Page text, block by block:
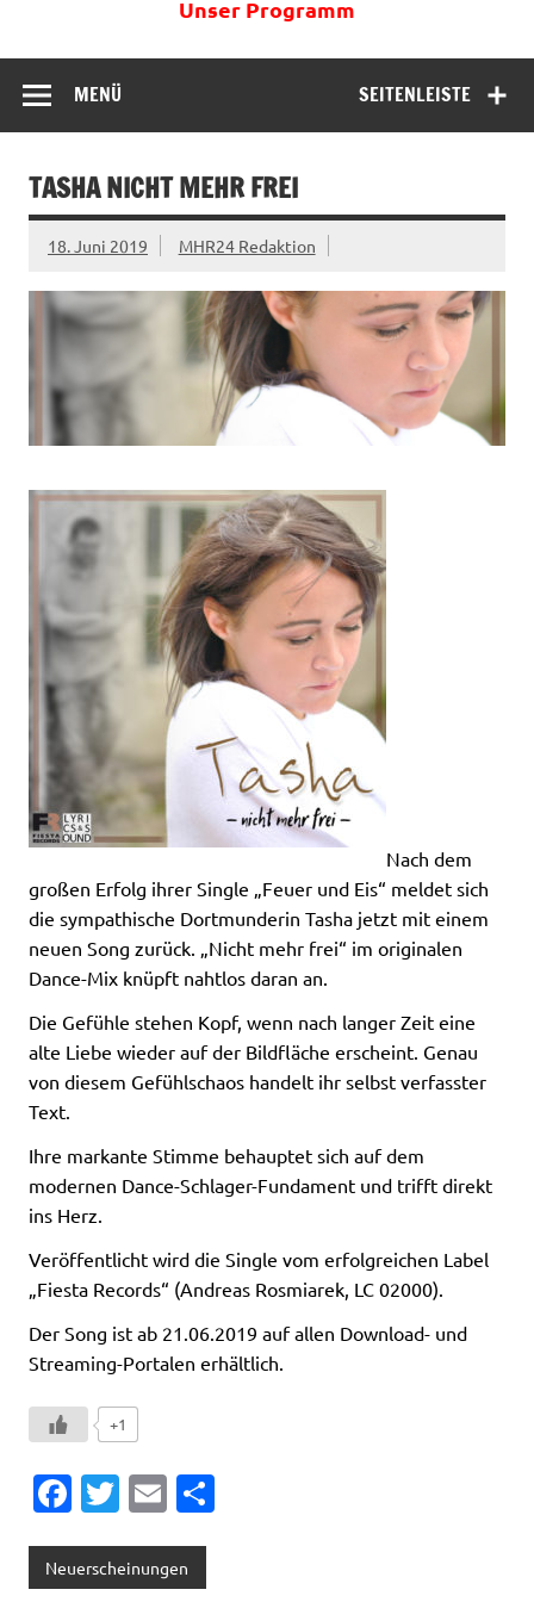
Unser Programm
SEITENLEISTE
MENÜ
TASHA NICHT MEHR FREI
18. Juni 2019 MHR24 Redaktion
Nach dem
großen Erfolg ihrer Single „Feuer und Eis“ meldet sich
die sympathische Dortmunderin Tasha jetzt mit einem
neuen Song zurück. „Nicht mehr frei“ im originalen
Dance-Mix knüpft nahtlos daran an.
Die Gefühle stehen Kopf, wenn nach langer Zeit eine
alte Liebe wieder auf der Bildfläche erscheint. Genau
von diesem Gefühlschaos handelt ihr selbst verfasster
Text.
Ihre markante Stimme behauptet sich auf dem
modernen Dance-Schlager-Fundament und trifft direkt
ins Herz.
Veröffentlicht wird die Single vom erfolgreichen Label
„Fiesta Records“ (Andreas Rosmiarek, LC 02000).
Der Song ist ab 21.06.2019 auf allen Download- und
Streaming-Portalen erhältlich.
+1
Fa
e
T
it
E
ai
Neuerscheinungen